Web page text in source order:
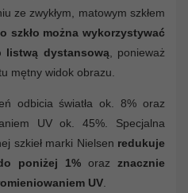
ze zwykłym, matowym szkłem
szkło można wykorzystywać
listwą dystansową , ponieważ
mętny widok obrazu.
odbicia światła ok. 8% oraz
UV ok. 45%. Specjalna
szkieł marki Nielsen redukuje
poniżej 1% oraz znacznie
UV